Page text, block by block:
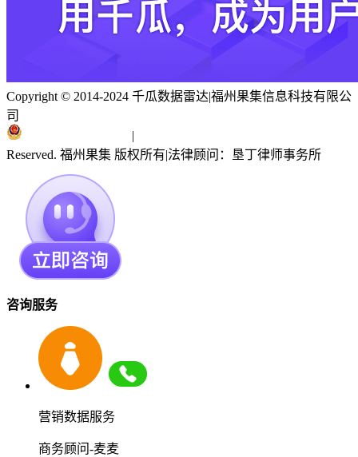
Copyright © 2014-2024 千瓜数据雷达|福州果集信息科技有限公
司
|
Reserved. 福州果集 版权所有|法律顾问：垦丁律师事务所
咨询服务
营销数据服务
商务顾问-麦麦